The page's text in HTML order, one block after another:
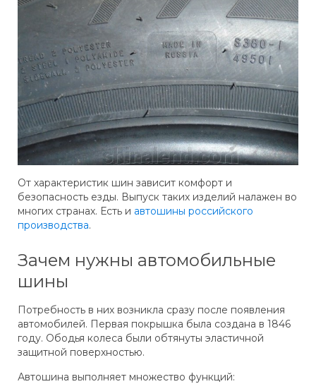
От характеристик шин зависит комфорт и
безопасность езды. Выпуск таких изделий налажен во
многих странах. Есть и автошины российского
производства.
Зачем нужны автомобильные
шины
Потребность в них возникла сразу после появления
автомобилей. Первая покрышка была создана в 1846
году. Ободья колеса были обтянуты эластичной
защитной поверхностью.
Автошина выполняет множество функций: